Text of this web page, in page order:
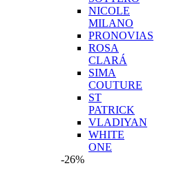
NICOLE
MILANO
PRONOVIAS
ROSA
CLARÁ
SIMA
COUTURE
ST
PATRICK
VLADIYAN
WHITE
ONE
-26%